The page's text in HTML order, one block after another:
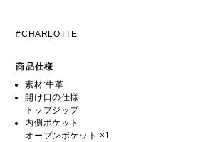
#CHARLOTTE
商品仕様
素材:牛革
開け口の仕様
トップジップ
内側ポケット
オープンポケット ×1